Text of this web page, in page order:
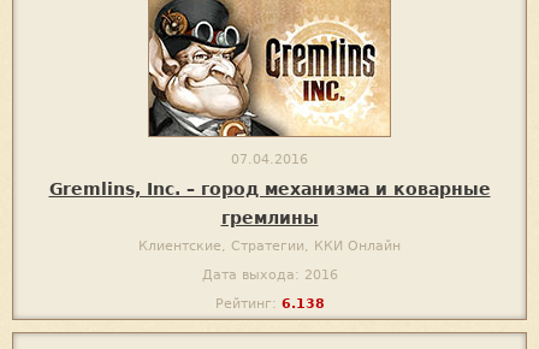
07.04.2016
Gremlins, Inc. – город механизма и коварные
гремлины
Клиентские, Стратегии, ККИ Онлайн
Дата выхода: 2016
Рейтинг: 6.138